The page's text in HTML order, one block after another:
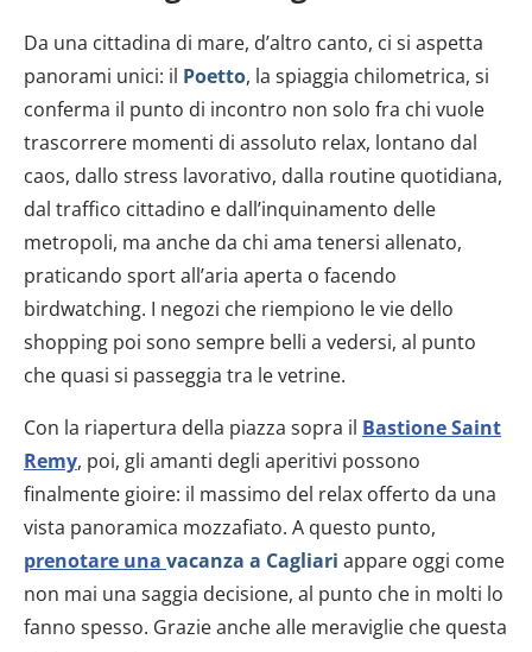
Da una cittadina di mare, d’altro canto, ci si aspetta
panorami unici: il Poetto, la spiaggia chilometrica, si
conferma il punto di incontro non solo fra chi vuole
trascorrere momenti di assoluto relax, lontano dal
caos, dallo stress lavorativo, dalla routine quotidiana,
dal traffico cittadino e dall’inquinamento delle
metropoli, ma anche da chi ama tenersi allenato,
praticando sport all’aria aperta o facendo
birdwatching. I negozi che riempiono le vie dello
shopping poi sono sempre belli a vedersi, al punto
che quasi si passeggia tra le vetrine.
Con la riapertura della piazza sopra il Bastione Saint
Remy, poi, gli amanti degli aperitivi possono
finalmente gioire: il massimo del relax offerto da una
vista panoramica mozzafiato. A questo punto,
prenotare una vacanza a Cagliari appare oggi come
non mai una saggia decisione, al punto che in molti lo
fanno spesso. Grazie anche alle meraviglie che questa